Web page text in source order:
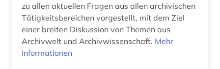
geschichte 1554 – 2007 (1)
geschichte 1570-1732 (1)
zu allen aktuellen Fragen aus allen archivischen
Tätigkeitsbereichen vorgestellt, mit dem Ziel
einer breiten Diskussion von Themen aus
Archivwelt und Archivwissenschaft. Mehr
Informationen